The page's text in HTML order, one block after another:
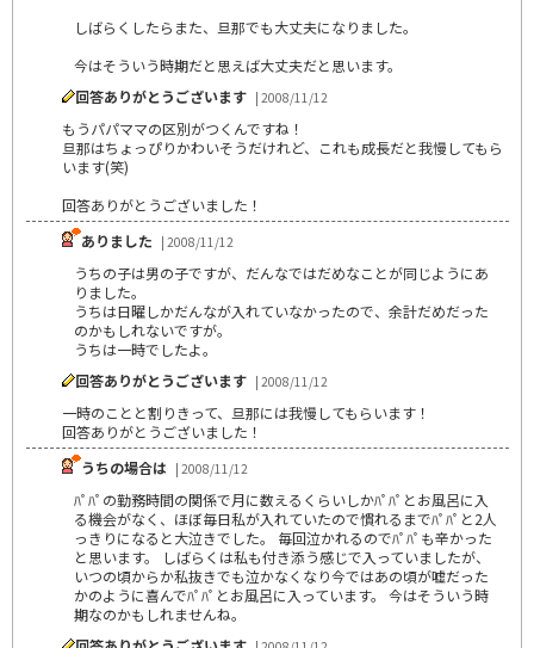
しばらくしたらまた、旦那でも大丈夫になりました。
今はそういう時期だと思えば大丈夫だと思います。
回答ありがとうございます | 2008/11/12
もうパパママの区別がつくんですね！
旦那はちょっぴりかわいそうだけれど、これも成長だと我慢してもら
います(笑)
回答ありがとうございました！
ありました | 2008/11/12
うちの子は男の子ですが、だんなではだめなことが同じようにあ
りました。
うちは日曜しかだんなが入れていなかったので、余計だめだった
のかもしれないですが。
うちは一時でしたよ。
回答ありがとうございます | 2008/11/12
一時のことと割りきって、旦那には我慢してもらいます！
回答ありがとうございました！
うちの場合は | 2008/11/12
ﾊﾟﾊﾟの勤務時間の関係で月に数えるくらいしかﾊﾟﾊﾟとお風呂に入
る機会がなく、ほぼ毎日私が入れていたので慣れるまでﾊﾟﾊﾟと2人
っきりになると大泣きでした。 毎回泣かれるのでﾊﾟﾊﾟも辛かった
と思います。 しばらくは私も付き添う感じで入っていましたが、
いつの頃からか私抜きでも泣かなくなり今ではあの頃が嘘だった
かのように喜んでﾊﾟﾊﾟとお風呂に入っています。 今はそういう時
期なのかもしれませんね。